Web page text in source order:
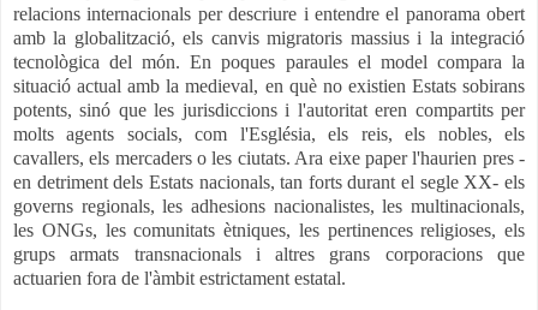
relacions internacionals per descriure i entendre el panorama obert
amb la globalització, els canvis migratoris massius i la integració
tecnològica del món. En poques paraules el model compara la
situació actual amb la medieval, en què no existien Estats sobirans
potents, sinó que les jurisdiccions i l'autoritat eren compartits per
molts agents socials, com l'Església, els reis, els nobles, els
cavallers, els mercaders o les ciutats. Ara eixe paper l'haurien pres -
en detriment dels Estats nacionals, tan forts durant el segle XX- els
governs regionals, les adhesions nacionalistes, les multinacionals,
les ONGs, les comunitats ètniques, les pertinences religioses, els
grups armats transnacionals i altres grans corporacions que
actuarien fora de l'àmbit estrictament estatal.